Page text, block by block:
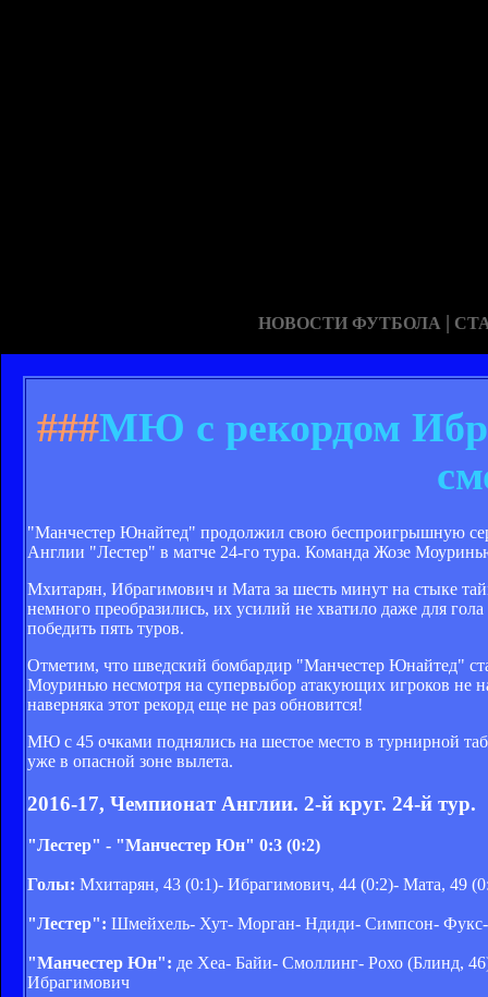
НОВОСТИ ФУТБОЛА |
###МЮ с рекордом
"Манчестер Юнайтед" продолжил свою беспроигрышную
Англии "Лестер" в матче 24-го тура. Команда Жозе
Мхитарян, Ибрагимович и Мата за шесть минут на стыке
немного преобразились, их усилий не хватило даже для
победить пять туров.
Отметим, что шведский бомбардир "Манчестер Юнайтед"
Моуринью несмотря на супервыбор атакующих игроков не
наверняка этот рекорд еще не раз обновится!
МЮ с 45 очками поднялись на шестое место в турнирной
уже в опасной зоне вылета.
2016-17, Чемпионат Англии. 2-й круг. 24-й тур.
"Лестер" - "Манчестер Юн" 0:3 (0:2)
Голы: Мхитарян, 43 (0:1)- Ибрагимович, 44 (0:2)- Мата, 49
"Лестер": Шмейхель- Хут- Морган- Ндиди- Симпсон-
"Манчестер Юн": де Хеа- Байи- Смоллинг- Рохо (Блинд,
Ибрагимович